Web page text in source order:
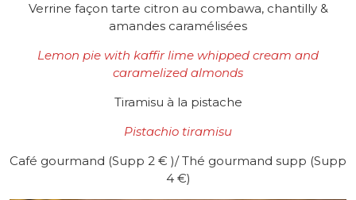
Verrine façon tarte citron au combawa, chantilly &
amandes caramélisées
Lemon pie with kaffir lime whipped cream and
caramelized almonds
Tiramisu à la pistache
Pistachio tiramisu
Café gourmand (Supp 2 € )/ Thé gourmand supp (Supp
4 €)